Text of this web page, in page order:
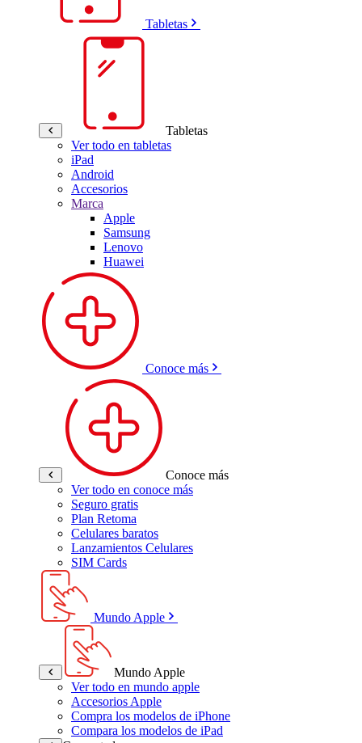
Tabletas
Tabletas
Ver todo en tabletas
iPad
Android
Accesorios
Marca
Apple
Samsung
Lenovo
Huawei
Conoce más
Conoce más
Ver todo en conoce más
Seguro gratis
Plan Retoma
Celulares baratos
Lanzamientos Celulares
SIM Cards
Mundo Apple
Mundo Apple
Ver todo en mundo apple
Accesorios Apple
Compra los modelos de iPhone
Compara los modelos de iPad